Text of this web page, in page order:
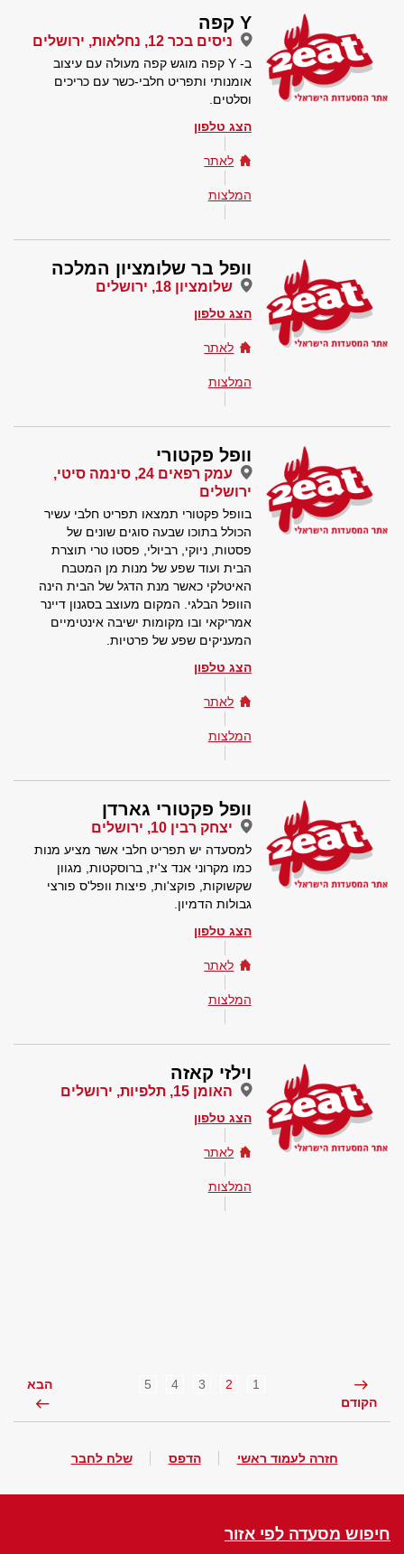
Y קפה
ניסים בכר 12, נחלאות, ירושלים
ב- Y קפה מוגש קפה מעולה עם עיצוב
אומנותי ותפריט חלבי-כשר עם כריכים
וסלטים.
הצג טלפון
לאתר
המלצות
וופל בר שלומציון המלכה
שלומציון 18, ירושלים
הצג טלפון
לאתר
המלצות
וופל פקטורי
עמק רפאים 24, סינמה סיטי,
ירושלים
בוופל פקטורי תמצאו תפריט חלבי עשיר
הכולל בתוכו שבעה סוגים שונים של
פסטות, ניוקי, רביולי, פסטו טרי תוצרת
הבית ועוד שפע של מנות מן המטבח
האיטלקי כאשר מנת הדגל של הבית הינה
הוופל הבלגי. המקום מעוצב בסגנון דיינר
אמריקאי ובו מקומות ישיבה אינטימיים
המעניקים שפע של פרטיות.
הצג טלפון
לאתר
המלצות
וופל פקטורי גארדן
יצחק רבין 10, ירושלים
למסעדה יש תפריט חלבי אשר מציע מנות
כמו מקרוני אנד צ'יז, ברוסקטות, מגוון
שקשוקות, פוקצ'ות, פיצות וופל'ס פורצי
גבולות הדמיון.
הצג טלפון
לאתר
המלצות
וילזי קאזה
האומן 15, תלפיות, ירושלים
הצג טלפון
לאתר
המלצות
הקודם
1
2
3
4
5 הבא
חזרה לעמוד ראשי הדפס שלח לחבר
חיפוש מסעדה לפי אזור